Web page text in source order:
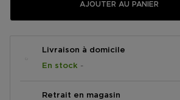
AJOUTER AU PANIER
Livraison à domicile
En stock -
Retrait en magasin